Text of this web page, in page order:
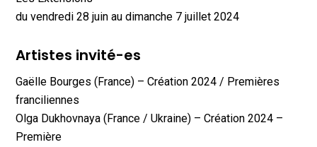
du vendredi 28 juin au dimanche 7 juillet 2024
Artistes invité-es
Gaëlle Bourges (France) – Création 2024 / Premières
franciliennes
Olga Dukhovnaya (France / Ukraine) – Création 2024 –
Première